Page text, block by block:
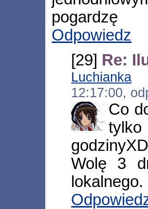
pogardzę
Odpowiedz
[29] Re:
Luchianka
12:17:00,
Co
tylko
godzinyXD
Wolę 3
lokalnego.